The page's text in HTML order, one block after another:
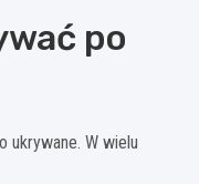
po
ukrywane. W wielu